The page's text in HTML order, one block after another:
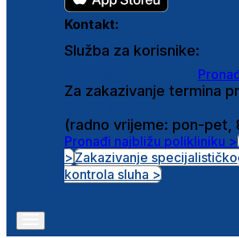
Kontakt:
Služba za korisnike:
Za zakazivanje termina
(radno vrijeme: pon-pet,
Pronađi najbližu polikliniku >
>Zakazivanje
kontrola sluha >